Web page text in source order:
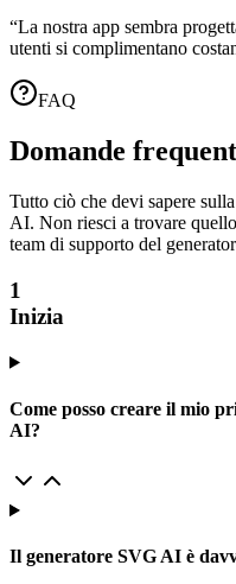
“La nostra app sembra
utenti si complimentano
FAQ
Domande
Tutto ciò che devi sapere
AI. Non riesci a trovare
team di supporto del
1
Inizia
Come posso creare il mio
AI?
Il generatore SVG AI è